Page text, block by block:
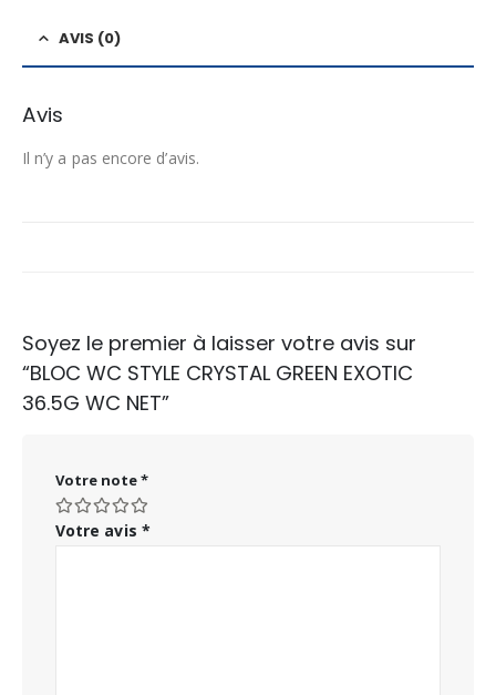
AVIS (0)
Avis
Il n’y a pas encore d’avis.
Soyez le premier à laisser votre avis sur
“BLOC WC STYLE CRYSTAL GREEN EXOTIC
36.5G WC NET”
Votre note*
Votre avis *